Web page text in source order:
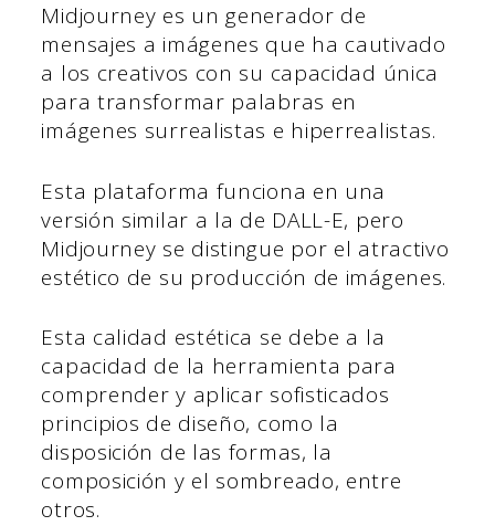
Midjourney es un generador de
mensajes a imágenes que ha cautivado
a los creativos con su capacidad única
para transformar palabras en
imágenes surrealistas e hiperrealistas.
Esta plataforma funciona en una
versión similar a la de DALL-E, pero
Midjourney se distingue por el atractivo
estético de su producción de imágenes.
Esta calidad estética se debe a la
capacidad de la herramienta para
comprender y aplicar sofisticados
principios de diseño, como la
disposición de las formas, la
composición y el sombreado, entre
otros.